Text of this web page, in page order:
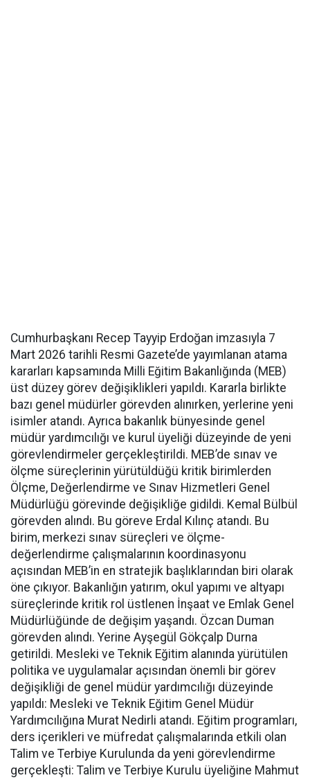
Cumhurbaşkanı Recep Tayyip Erdoğan imzasıyla 7
Mart 2026 tarihli Resmi Gazete’de yayımlanan atama
kararları kapsamında Milli Eğitim Bakanlığında (MEB)
üst düzey görev değişiklikleri yapıldı. Kararla birlikte
bazı genel müdürler görevden alınırken, yerlerine yeni
isimler atandı. Ayrıca bakanlık bünyesinde genel
müdür yardımcılığı ve kurul üyeliği düzeyinde de yeni
görevlendirmeler gerçekleştirildi. MEB’de sınav ve
ölçme süreçlerinin yürütüldüğü kritik birimlerden
Ölçme, Değerlendirme ve Sınav Hizmetleri Genel
Müdürlüğü görevinde değişikliğe gidildi. Kemal Bülbül
görevden alındı. Bu göreve Erdal Kılınç atandı. Bu
birim, merkezi sınav süreçleri ve ölçme-
değerlendirme çalışmalarının koordinasyonu
açısından MEB’in en stratejik başlıklarından biri olarak
öne çıkıyor. Bakanlığın yatırım, okul yapımı ve altyapı
süreçlerinde kritik rol üstlenen İnşaat ve Emlak Genel
Müdürlüğünde de değişim yaşandı. Özcan Duman
görevden alındı. Yerine Ayşegül Gökçalp Durna
getirildi. Mesleki ve Teknik Eğitim alanında yürütülen
politika ve uygulamalar açısından önemli bir görev
değişikliği de genel müdür yardımcılığı düzeyinde
yapıldı: Mesleki ve Teknik Eğitim Genel Müdür
Yardımcılığına Murat Nedirli atandı. Eğitim programları,
ders içerikleri ve müfredat çalışmalarında etkili olan
Talim ve Terbiye Kurulunda da yeni görevlendirme
gerçekleşti: Talim ve Terbiye Kurulu üyeliğine Mahmut